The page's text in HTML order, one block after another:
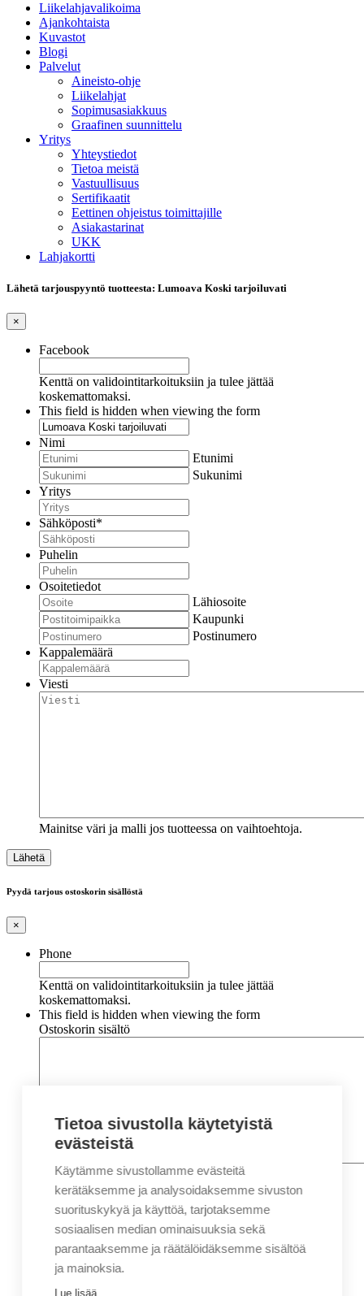
Liikelahjavalikoima
Ajankohtaista
Kuvastot
Blogi
Palvelut
Aineisto-ohje
Liikelahjat
Sopimusasiakkuus
Graafinen suunnittelu
Yritys
Yhteystiedot
Tietoa meistä
Vastuullisuus
Sertifikaatit
Eettinen ohjeistus toimittajille
Asiakastarinat
UKK
Lahjakortti
Lähetä tarjouspyyntö tuotteesta: Lumoava Koski tarjoiluvati
×
Facebook
Kenttä on validointitarkoituksiin ja tulee jättää
koskemattomaksi.
This field is hidden when viewing the form
Nimi
Etunimi
Sukunimi
Yritys
Sähköposti*
Puhelin
Osoitetiedot
Lähiosoite
Kaupunki
Postinumero
Kappalemäärä
Viesti
Mainitse väri ja malli jos tuotteessa on vaihtoehtoja.
Pyydä tarjous ostoskorin sisällöstä
×
Phone
Kenttä on validointitarkoituksiin ja tulee jättää
koskemattomaksi.
This field is hidden when viewing the form
Ostoskorin sisältö
Nimi*
Etunimi
Sukunimi
Sähköposti*
Puhelin*
Tietoa sivustolla käytetyistä
evästeistä
Käytämme sivustollamme evästeitä
kerätäksemme ja analysoidaksemme sivuston
suorituskykyä ja käyttöä, tarjotaksemme
sosiaalisen median ominaisuuksia sekä
parantaaksemme ja räätälöidäksemme sisältöä
ja mainoksia.
Lue lisää